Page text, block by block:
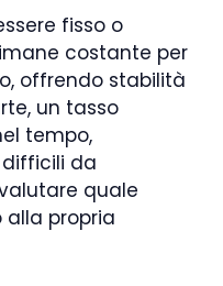
fisso o
costante per
offrendo stabilità
un tasso
tempo,
da
quale
propria